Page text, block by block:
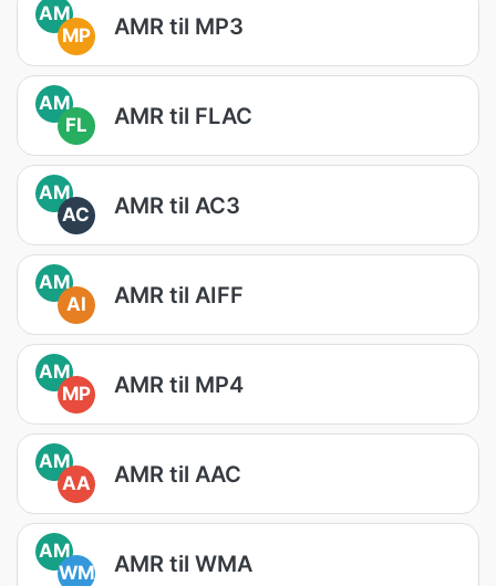
AM
MP
AMR til MP3
AM
FL
AMR til FLAC
AM
AC
AMR til AC3
AM
AI
AMR til AIFF
AM
MP
AMR til MP4
AM
AA
AMR til AAC
AM
WM
AMR til WMA